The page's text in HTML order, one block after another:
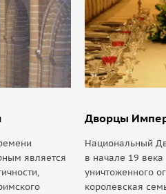
к городу через буйную
очередь обращает
не заметить —
является
Дворцы
Национальный
в начале 19
уничтоженного
королевская